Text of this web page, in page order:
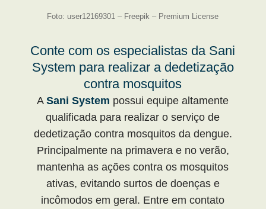
Foto: user12169301 – Freepik – Premium License
Conte com os especialistas da Sani
System para realizar a dedetização
contra mosquitos
ASani System possui equipe altamente
qualificada para realizar o serviço de
dedetização contra mosquitos da dengue.
Principalmente na primavera e no verão,
mantenha as ações contra os mosquitos
ativas, evitando surtos de doenças e
incômodos em geral. Entre em contato